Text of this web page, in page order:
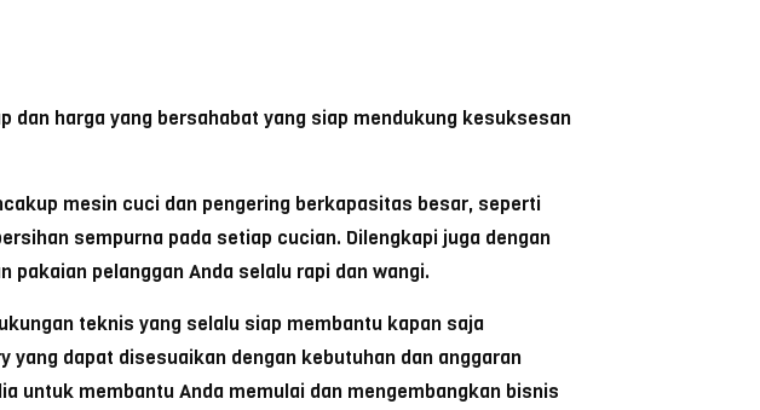
harga yang bersahabat yang siap mendukung kesuksesan
mesin cuci dan pengering berkapasitas besar, seperti
sempurna pada setiap cucian. Dilengkapi juga dengan
pelanggan Anda selalu rapi dan wangi.
teknis yang selalu siap membantu kapan saja
dapat disesuaikan dengan kebutuhan dan anggaran
untuk membantu Anda memulai dan mengembangkan bisnis